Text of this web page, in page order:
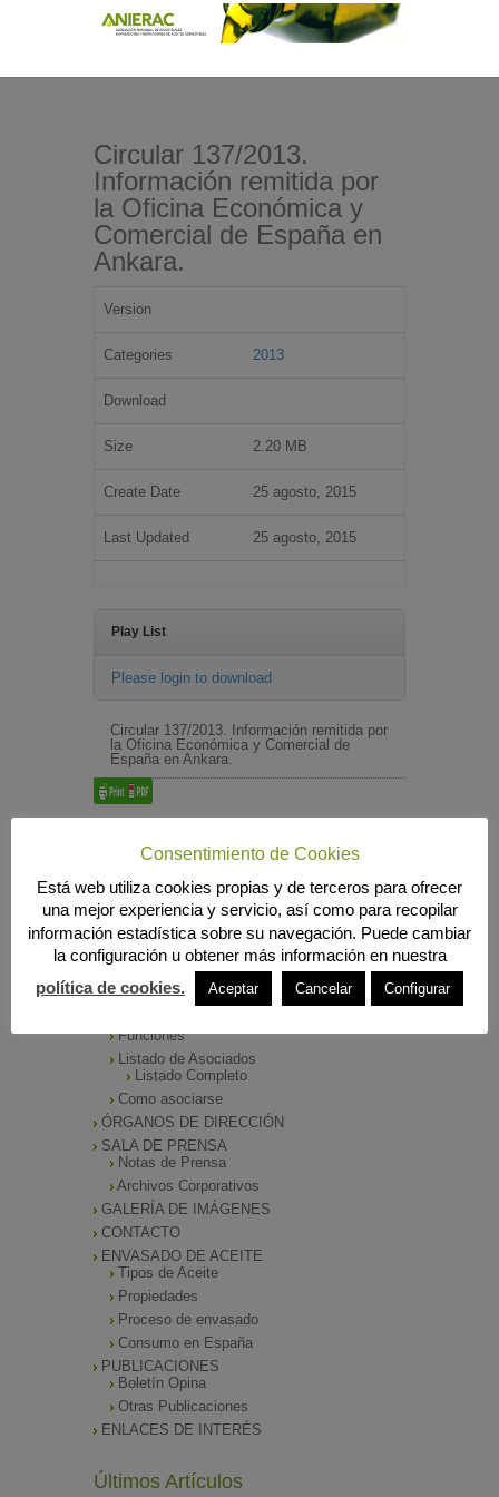
Circular 137/2013.
Información remitida por
la Oficina Económica y
Comercial de España en
Ankara.
Version
Categories 2013
Download
Size 2.20 MB
Create Date 25 agosto, 2015
Last Updated 25 agosto, 2015
Play List
Please login to download
Circular 137/2013. Información remitida por
la Oficina Económica y Comercial de
España en Ankara.
Búsqueda
MENÚ PRINCIPAL
ANIERAC
Funciones
Listado de Asociados
Listado Completo
Como asociarse
ÓRGANOS DE DIRECCIÓN
SALA DE PRENSA
Notas de Prensa
Archivos Corporativos
GALERÍA DE IMÁGENES
CONTACTO
ENVASADO DE ACEITE
Tipos de Aceite
Propiedades
Proceso de envasado
Consumo en España
PUBLICACIONES
Boletín Opina
Otras Publicaciones
ENLACES DE INTERÉS
Últimos Artículos
Consentimiento de Cookies
Está web utiliza cookies propias y de terceros para ofrecer
una mejor experiencia y servicio, así como para recopilar
información estadística sobre su navegación. Puede cambiar
la configuración u obtener más información en nuestra
política de cookies.
Aceptar Cancelar Configurar